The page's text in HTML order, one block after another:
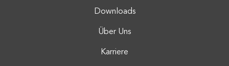
Downloads
Über Uns
Karriere